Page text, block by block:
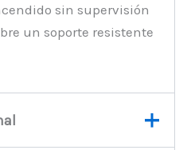
sin supervisión
un soporte resistente